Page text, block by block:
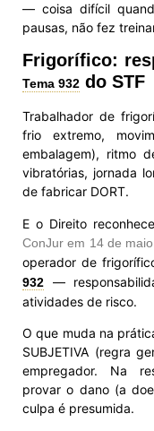
— coisa difícil
pausas, não fez
Frigorífico:
Tema 932 do STF
Trabalhador de
frio extremo,
embalagem), ritmo
vibratórias, jornada
de fabricar DORT.
E o Direito
ConJur em 14 de
operador de
932 —
atividades de risco.
O que muda na
SUBJETIVA (regra
empregador. Na
provar o dano (a
culpa é presumida.